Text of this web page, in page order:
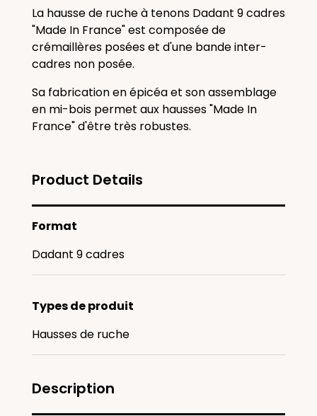
La hausse de ruche à tenons Dadant 9 cadres
"Made In France" est composée de
crémaillères posées et d'une bande inter-
cadres non posée.
Sa fabrication en épicéa et son assemblage
en mi-bois permet aux hausses "Made In
France" d'être très robustes.
Product Details
Format
Dadant 9 cadres
Types de produit
Hausses de ruche
Description